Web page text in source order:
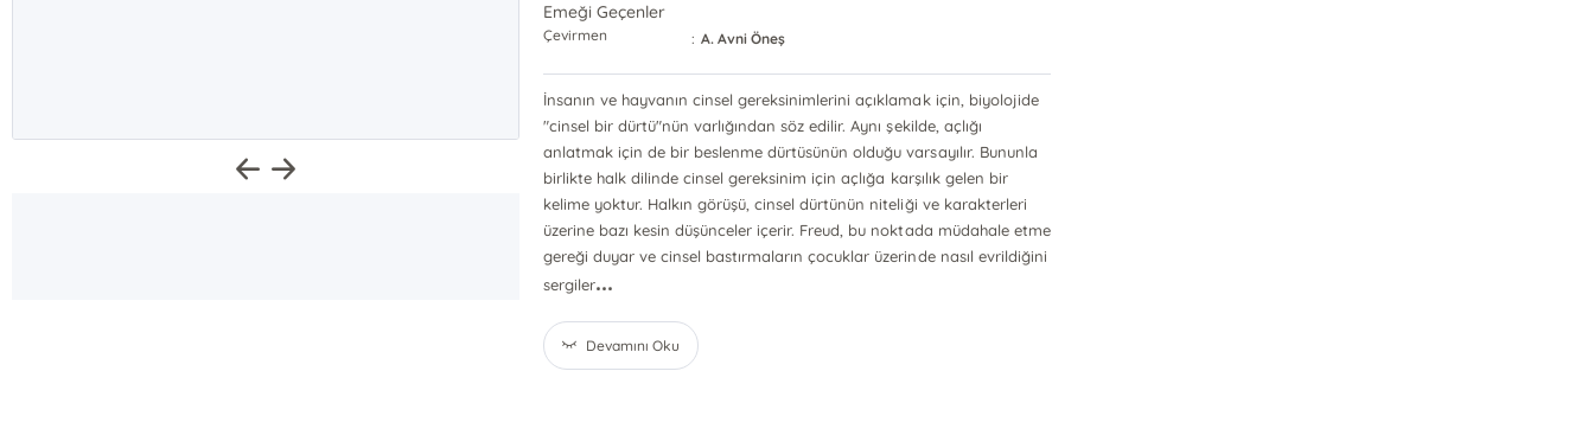
Emeği Geçenler
Çevirmen : A. Avni Öneş
İnsanın ve hayvanın cinsel gereksinimlerini açıklamak için, biyolojide
"cinsel bir dürtü"nün varlığından söz edilir. Aynı şekilde, açlığı
anlatmak için de bir beslenme dürtüsünün olduğu varsayılır. Bununla
birlikte halk dilinde cinsel gereksinim için açlığa karşılık gelen bir
kelime yoktur. Halkın görüşü, cinsel dürtünün niteliği ve karakterleri
üzerine bazı kesin düşünceler içerir. Freud, bu noktada müdahale etme
gereği duyar ve cinsel bastırmaların çocuklar üzerinde nasıl evrildiğini
sergiler...
Devamını Oku